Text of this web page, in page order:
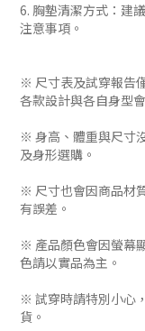
6. 胸墊清潔方式：建
注意事項。
※ 尺寸表及試穿報告
各款設計與各自身型
※ 身高、體重與尺寸
及身形選購。
※ 尺寸也會因商品材
有誤差。
※ 產品顏色會因螢幕
色請以實品為主。
※ 試穿時請特別小心
貨。